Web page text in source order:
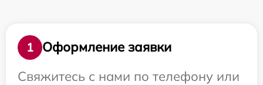
1
Оформление заявки
Свяжитесь с нами по телефону или